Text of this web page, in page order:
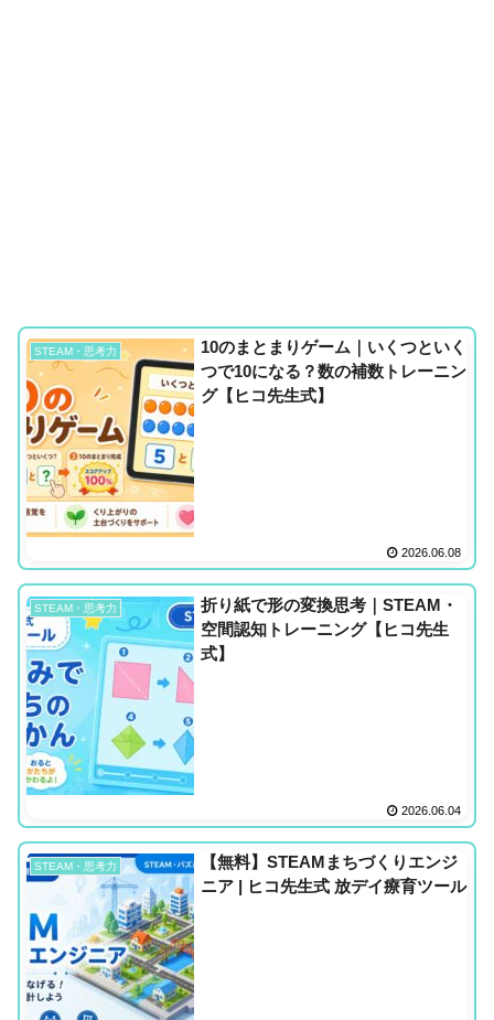
STEAM・思考力
10のまとまりゲーム｜いくつといく
つで10になる？数の補数トレーニン
グ【ヒコ先生式】
2026.06.08
STEAM・思考力
折り紙で形の変換思考｜STEAM・
空間認知トレーニング【ヒコ先生
式】
2026.06.04
STEAM・思考力
【無料】STEAMまちづくりエンジ
ニア | ヒコ先生式 放デイ療育ツール